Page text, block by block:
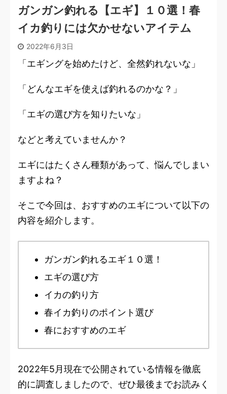
ガンガン釣れる【エギ】１０選！春
イカ釣りには欠かせないアイテム
2022年6月3日
「エギングを始めたけど、全然釣れないな」
「どんなエギを使えば釣れるのかな？」
「エギの選び方を知りたいな」
などと考えていませんか？
エギにはたくさん種類があって、悩んでしまい
ますよね？
そこで今回は、おすすめのエギについて以下の
内容を紹介します。
ガンガン釣れるエギ１０選！
エギの選び方
イカの釣り方
春イカ釣りのポイント選び
春におすすめのエギ
2022年5月現在で公開されている情報を徹底
的に調査しましたので、ぜひ最後までお読みく